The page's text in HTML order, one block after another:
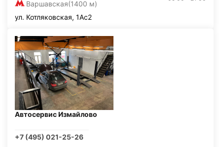
Варшавская(1400 м)
ул. Котляковская, 1Ас2
Автосервис Измайлово
+7 (495) 021-25-26